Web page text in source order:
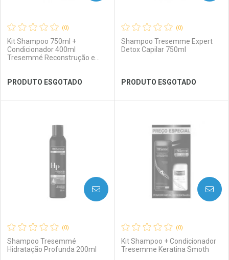
Ver Desconto Convênio Ver Desconto Convênio
(0)
Kit Shampoo 750ml +
Condicionador 400ml
Tresemmé Reconstrução e
PRODUTO ESGOTADO
Laboratório
Por Menos
(0)
Shampoo Tresemme Expert
Detox Capilar 750ml
PRODUTO ESGOTADO
Laboratório
Por Menos
(0)
Shampoo Tresemmé
Hidratação Profunda 200ml
AVISE-ME
(0)
Kit Shampoo + Condicionador
Tresemme Keratina Smoth
AVISE-ME